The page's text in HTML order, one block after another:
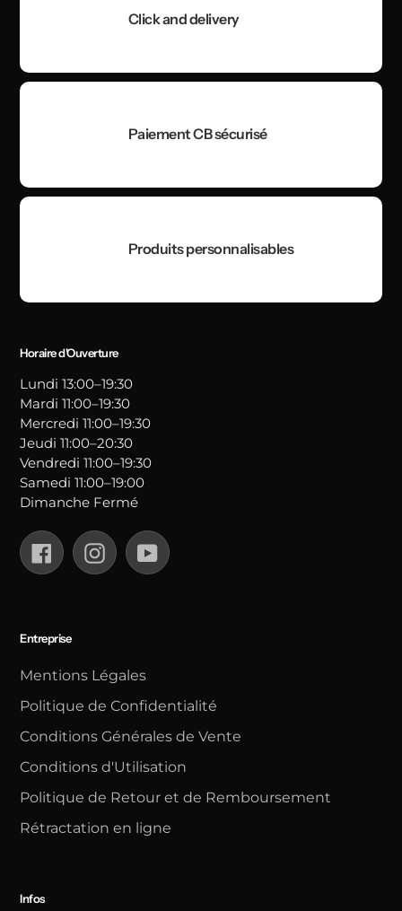
Click and delivery
Paiement CB sécurisé
Produits personnalisables
Horaire d'Ouverture
Lundi 13:00–19:30
Mardi 11:00–19:30
Mercredi 11:00–19:30
Jeudi 11:00–20:30
Vendredi 11:00–19:30
Samedi 11:00–19:00
Dimanche Fermé
FacebookInstagramYouTube
Entreprise
Mentions Légales
Politique de Confidentialité
Conditions Générales de Vente
Conditions d'Utilisation
Politique de Retour et de Remboursement
Rétractation en ligne
Infos